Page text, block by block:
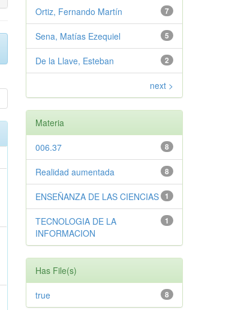
7
Ortiz, Fernando Martín
5
Sena, Matías Ezequiel
2
De la Llave, Esteban
next >
Materia
8
006.37
8
Realidad aumentada
1
ENSEÑANZA DE LAS CIENCIAS
1
TECNOLOGIA DE LA
INFORMACION
Has File(s)
8
true